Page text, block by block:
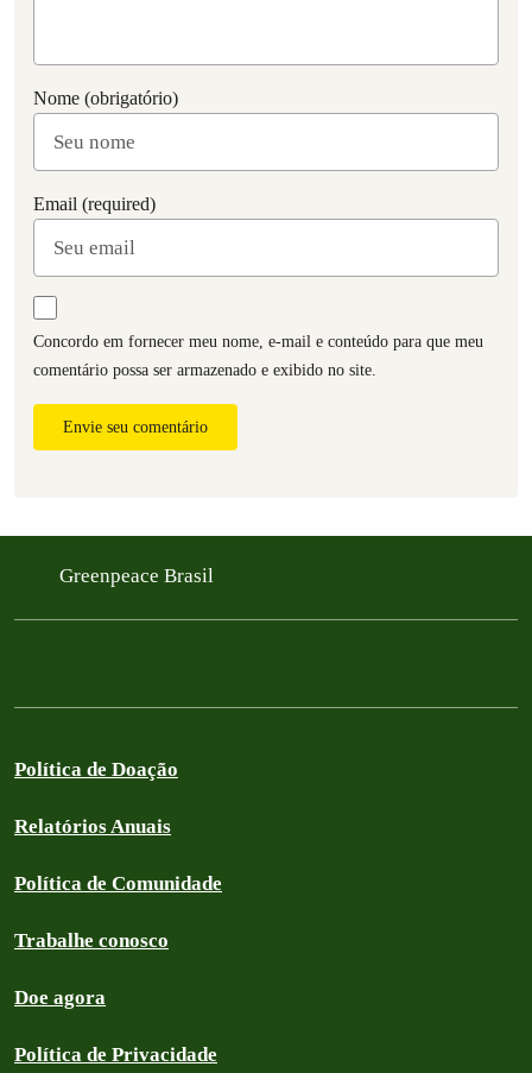
Nome (obrigatório)
Email (required)
Concordo em fornecer meu nome, e-mail e conteúdo para que meu
comentário possa ser armazenado e exibido no site.
Envie seu comentário
Greenpeace Brasil
Política de Doação
Relatórios Anuais
Política de Comunidade
Trabalhe conosco
Doe agora
Política de Privacidade